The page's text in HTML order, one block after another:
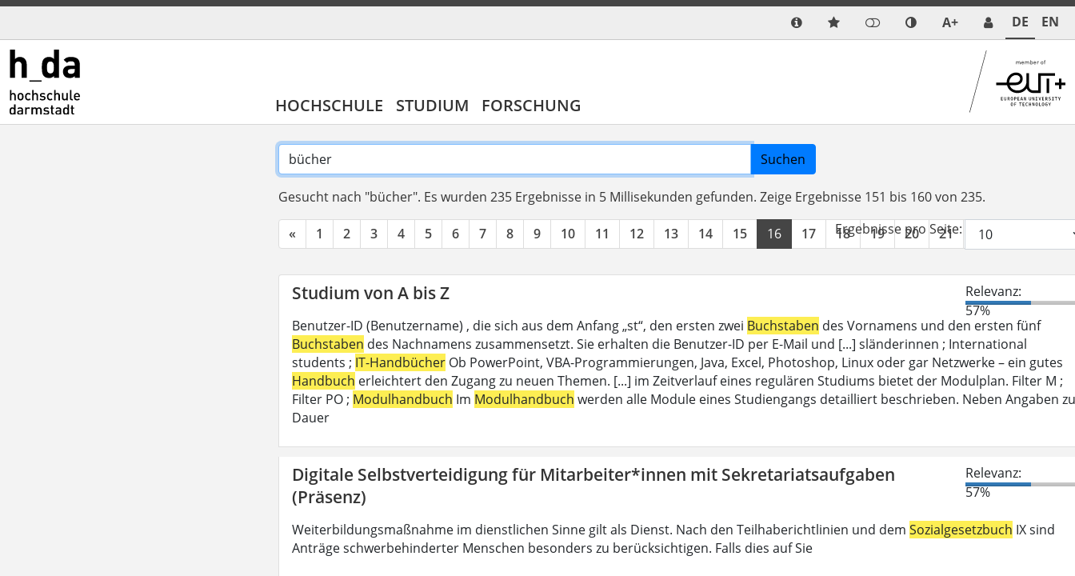
A+ DE EN
HOCHSCHULE STUDIUM FORSCHUNG
Suchen
Gesucht nach "bücher". Es wurden 235 Ergebnisse in 5 Millisekunden gefunden. Zeige Ergebnisse 151 bis 160 von 235.
« 1 2 3 4 5 6 7 8 9 10 11 12 13 14 15 16 17 18 19 20 21 22
Ergebnisse pro Seite:
Studium von A bis Z
Relevanz:
57%
Benutzer-ID (Benutzername) , die sich aus dem Anfang „st“, den ersten zwei Buchstaben des Vornamens und den ersten fünf
Buchstaben des Nachnamens zusammensetzt. Sie erhalten die Benutzer-ID per E-Mail und [...] sländerinnen ; International
students ; IT-Handbücher Ob PowerPoint, VBA-Programmierungen, Java, Excel, Photoshop, Linux oder gar Netzwerke – ein gutes
Handbuch erleichtert den Zugang zu neuen Themen. [...] im Zeitverlauf eines regulären Studiums bietet der Modulplan. Filter M ;
Filter PO ; Modulhandbuch Im Modulhandbuch werden alle Module eines Studiengangs detailliert beschrieben. Neben Angaben zu
Dauer
Digitale Selbstverteidigung für Mitarbeiter*innen mit Sekretariatsaufgaben
(Präsenz)
Relevanz:
57%
Weiterbildungsmaßnahme im dienstlichen Sinne gilt als Dienst. Nach den Teilhaberichtlinien und dem Sozialgesetzbuch IX sind
Anträge schwerbehinderter Menschen besonders zu berücksichtigen. Falls dies auf Sie